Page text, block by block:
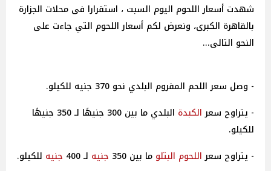
شهدت أسعار اللحوم اليوم السبت ، استقرارا فى محلات الجزارة
بالقاهرة الكبرى، ونعرض لكم أسعار اللحوم التي جاءت على
النحو التالى...
- وصل سعر اللحم المفروم البلدي نحو 370 جنيه للكيلو.
- يتراوح سعرالكبدة
البلدي ما بين 300 جنيهًا لـ 350 جنيهًا
للكيلو.
- يتراوح سعراللحوم البتلو ما بين 350 جنيه لـ 400 جنيه للكيلو.